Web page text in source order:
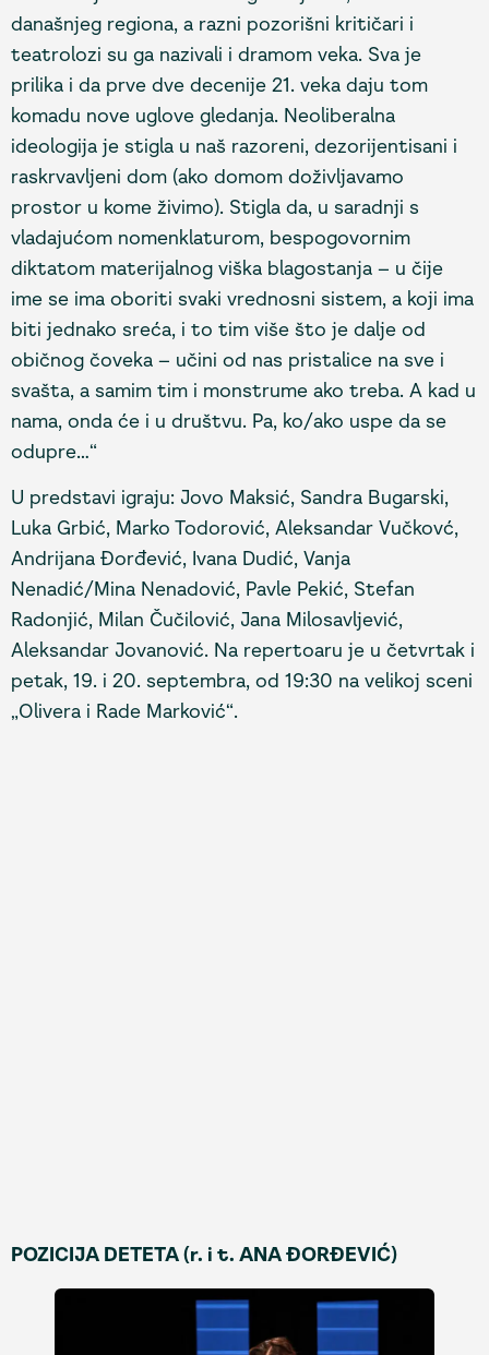
današnjeg regiona, a razni pozorišni kritičari i
teatrolozi su ga nazivali i dramom veka. Sva je
prilika i da prve dve decenije 21. veka daju tom
komadu nove uglove gledanja. Neoliberalna
ideologija je stigla u naš razoreni, dezorijentisani i
raskrvavljeni dom (ako domom doživljavamo
prostor u kome živimo). Stigla da, u saradnji s
vladajućom nomenklaturom, bespogovornim
diktatom materijalnog viška blagostanja – u čije
ime se ima oboriti svaki vrednosni sistem, a koji ima
biti jednako sreća, i to tim više što je dalje od
običnog čoveka – učini od nas pristalice na sve i
svašta, a samim tim i monstrume ako treba. A kad u
nama, onda će i u društvu. Pa, ko/ako uspe da se
odupre…“
U predstavi igraju: Jovo Maksić, Sandra Bugarski,
Luka Grbić, Marko Todorović, Aleksandar Vučkovć,
Andrijana Đorđević, Ivana Dudić, Vanja
Nenadić/Mina Nenadović, Pavle Pekić, Stefan
Radonjić, Milan Čučilović, Jana Milosavljević,
Aleksandar Jovanović. Na repertoaru je u četvrtak i
petak, 19. i 20. septembra, od 19:30 na velikoj sceni
„Olivera i Rade Marković“.
POZICIJA DETETA (r. i t. ANA ĐORĐEVIĆ)